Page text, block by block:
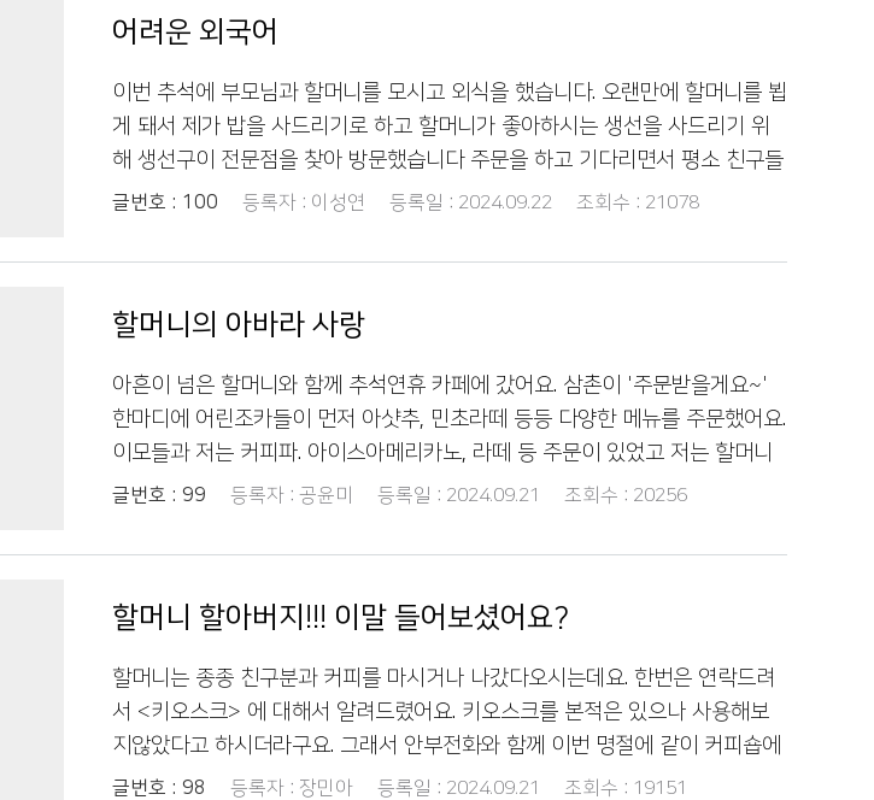
일상적으로 사용하는 외래어들이 세대 간의 차이로 생소하게 느껴질 수 있다는
것이었어요. 평소 할아버지와 대화할 때는 더 친숙한 우리말을 사용하는 것이
얼마나 중요한지 새삼 깨달았거든요. 또 이런 대화를 통해 할아버지께 요즘 젊
은이들의 문화를 소개해 드리는 것도 소소한 재미가 있더라고요. 앞으로는 할아
버지와 대화를 나눌 때 조금 더 신경 써서 우리말을 사용해야겠다는 생각이 들
다. 정말 의미 있는 시간이었고, 할아버지와도 더 가까워진 느낌이네요!
드려서 재밌는 얘기 많이 나눠야겠어요~ 할머니가 귀엽게 플러팅도 도전하시
어려운 외국어
이번 추석에 부모님과 할머니를 모시고 외식을 했습니다. 오랜만에 할머니를 뵙
게 돼서 제가 밥을 사드리기로 하고 할머니가 좋아하시는 생선을 사드리기 위
해 생선구이 전문점을 찾아 방문했습니다 주문을 하고 기다리면서 평소 친구들
에게 "내가 플랙스 할게!" 아니면 "오늘 플랙스 해야지" 이런 말을 자주 듣고 사
랙스가 뭔지 아세요?"라고 여쭤봤습니다 할머니는 플랙스가 무슨 뜻인지 모르
말을 처음 들었을 때 무슨 말을 하는 건지 이해가 안 됐어요 그래서 할머니가
이런 말을 했다면 요즘은 "플랙스 할게" 라는 말을 사용하는 사람이 많은 것 같
습니다 언제부터인지 플랙스란 말을 하는 친구가 주변에 한 명씩 보이더니 점
점 많아지고 저도 자연스럽게 그 뜻을 알게 되고 사용하게 된 거 같아요 점점
우리말을 사용 안 하고 자연스럽게 외국어로 바뀌고 있다는 생각이 들어 속상
모두 사용했으면 좋겠습니다
글번호 : 100 등록자 : 이성연 등록일 : 2024.09.22 조회수 : 21078
할머니의 아바라 사랑
아흔이 넘은 할머니와 함께 추석연휴 카페에 갔어요. 삼촌이 '주문받을게요~'
한마디에 어린조카들이 먼저 아샷추, 민초라떼 등등 다양한 메뉴를 주문했어요.
이모들과 저는 커피파. 아이스아메리카노, 라떼 등 주문이 있었고 저는 할머니
께 뭐 드실거에요? 여쭤보니 '나는 달달한 냉커피나 한잔 먹을란다' 그러시더라
고?' 라고 물으시는데 어찌나 죄송하던지..친구들과 있을때 말습관이 그대로 나
할머니께서는 그 아바라를 참 맛있게드셨고, 이후로도 삼촌께 부탁해서 또 드
글번호 : 99 등록자 : 공윤미 등록일 : 2024.09.21 조회수 : 20256
할머니 할아버지!!! 이말 들어보셨어요?
할머니는 종종 친구분과 커피를 마시거나 나갔다오시는데요. 한번은 연락드려
서 <키오스크> 에 대해서 알려드렸어요. 키오스크를 본적은 있으나 사용해보
지않았다고 하시더라구요. 그래서 안부전화와 함께 이번 명절에 같이 커피숍에
가서 키오스크 사용을 같이 해보았어요. 메뉴가 다양하고 터치와 넘기는것은 어
글번호 : 98 등록자 : 장민아 등록일 : 2024.09.21 조회수 : 19151